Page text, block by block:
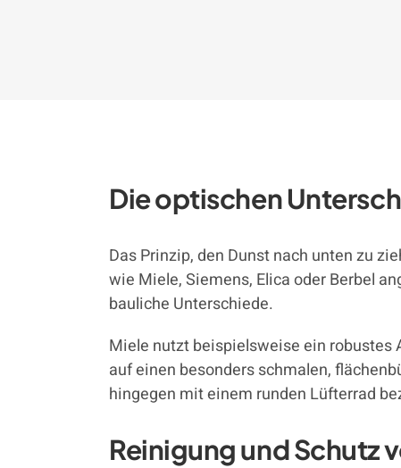
Die optischen
Das Prinzip, den Dunst nach unten zu
wie Miele, Siemens, Elica oder Berbel
bauliche Unterschiede.
Miele nutzt beispielsweise ein robustes
auf einen besonders schmalen,
hingegen mit einem runden Lüfterrad
Reinigung und Schutz